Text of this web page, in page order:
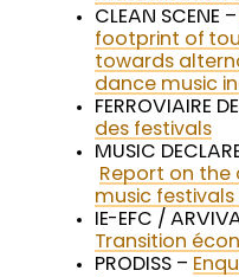
CLEAN SCENE –
footprint of
towards
dance music
FERROVIAIRE
des festivals
MUSIC
Report on the
music festivals
IE-EFC /
Transition
PRODISS –